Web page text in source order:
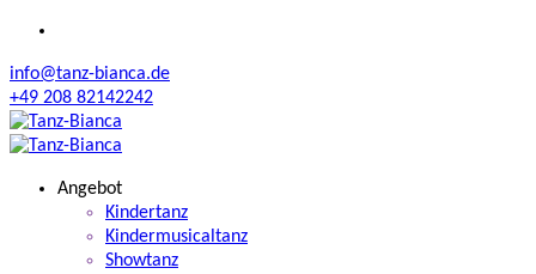
Zum
springen
info@tanz-bianca.de
+49 208 82142242
Angebot
Kindertanz
Kindermusicaltanz
Showtanz